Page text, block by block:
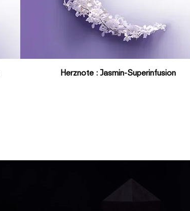
Herznote : Jasmin-Superinfusion